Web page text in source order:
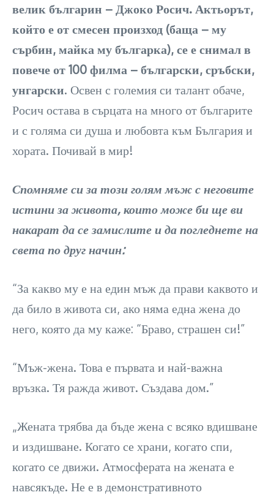
велик българин – Джоко Росич. Актьорът,
който е от смесен произход (баща – му
сърбин, майка му българка), се е снимал в
повече от 100 филма – български, сръбски,
унгарски. Освен с големия си талант обаче,
Росич остава в сърцата на много от българите
и с голяма си душа и любовта към България и
хората. Почивай в мир!
Спомняме си за този голям мъж с неговите
истини за живота, които може би ще ви
накарат да се замислите и да погледнете на
света по друг начин:
“За какво му е на един мъж да прави каквото и
да било в живота си, ако няма една жена до
него, която да му каже: “Браво, страшен си!”
“Мъж-жена. Това е първата и най-важна
връзка. Тя ражда живот. Създава дом.”
„Жената трябва да бъде жена с всяко вдишване
и издишване. Когато се храни, когато спи,
когато се движи. Атмосферата на жената е
навсякъде. Не е в демонстративното